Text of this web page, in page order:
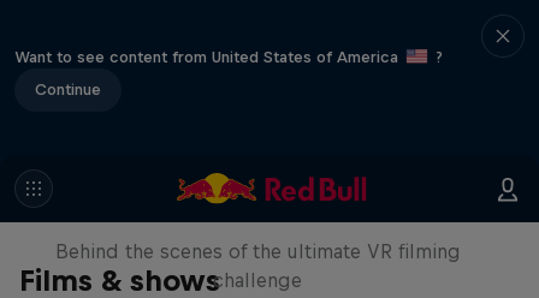
Want to see content from United States of America
?
Continue
Films & shows
The Making of Touching the Sky
VR
Behind the scenes of the ultimate VR filming
challenge